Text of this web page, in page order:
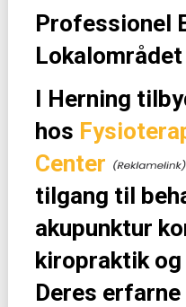
Professionel
Lokalområdet
I Herning
hos
Center
tilgang til
akupunktur
kiropraktik
Deres